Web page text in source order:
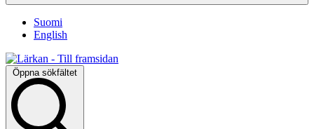
Suomi
English
Öppna sökfältet